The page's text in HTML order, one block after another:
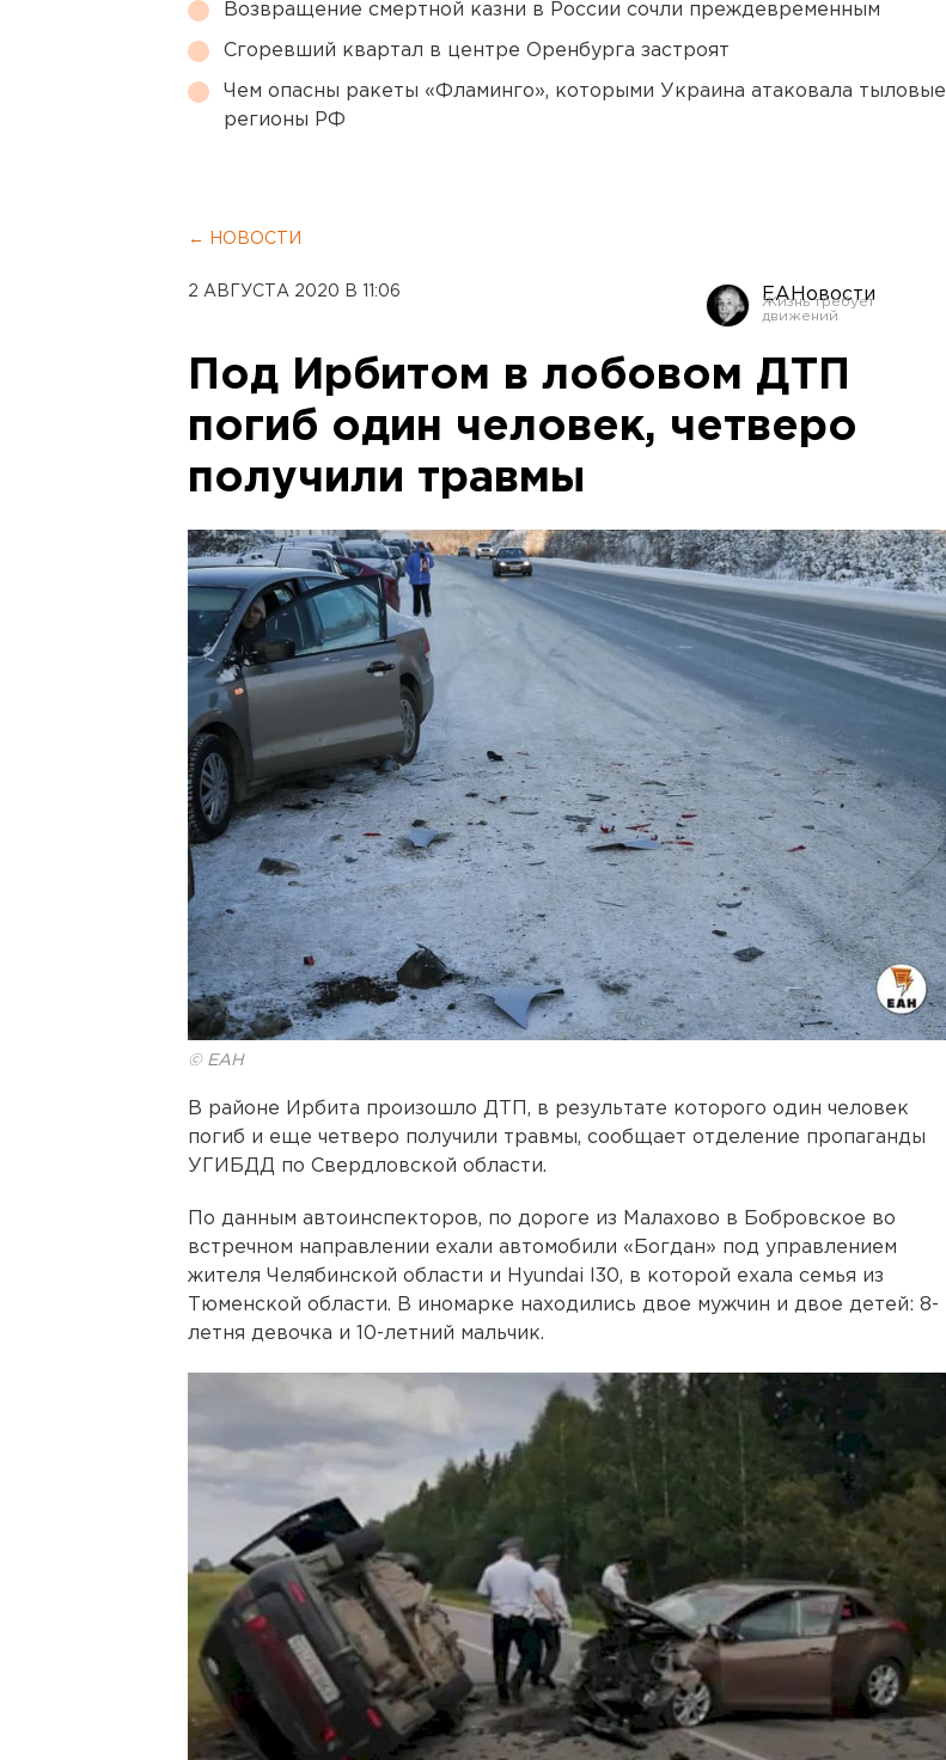
Возвращение смертной казни в России сочли преждевременным
Сгоревший квартал в центре Оренбурга застроят
Чем опасны ракеты «Фламинго», которыми Украина атаковала тыловые
регионы РФ
← НОВОСТИ
2 АВГУСТА 2020 В 11:06 ЕАНовости
Под Ирбитом в лобовом ДТП
погиб один человек, четверо
получили травмы
© ЕАН
В районе Ирбита произошло ДТП, в результате которого один человек
погиб и еще четверо получили травмы, сообщает отделение пропаганды
УГИБДД по Свердловской области.
По данным автоинспекторов, по дороге из Малахово в Бобровское во
встречном направлении ехали автомобили «Богдан» под управлением
жителя Челябинской области и Hyundai I30, в которой ехала семья из
Тюменской области. В иномарке находились двое мужчин и двое детей: 8-
летня девочка и 10-летний мальчик.